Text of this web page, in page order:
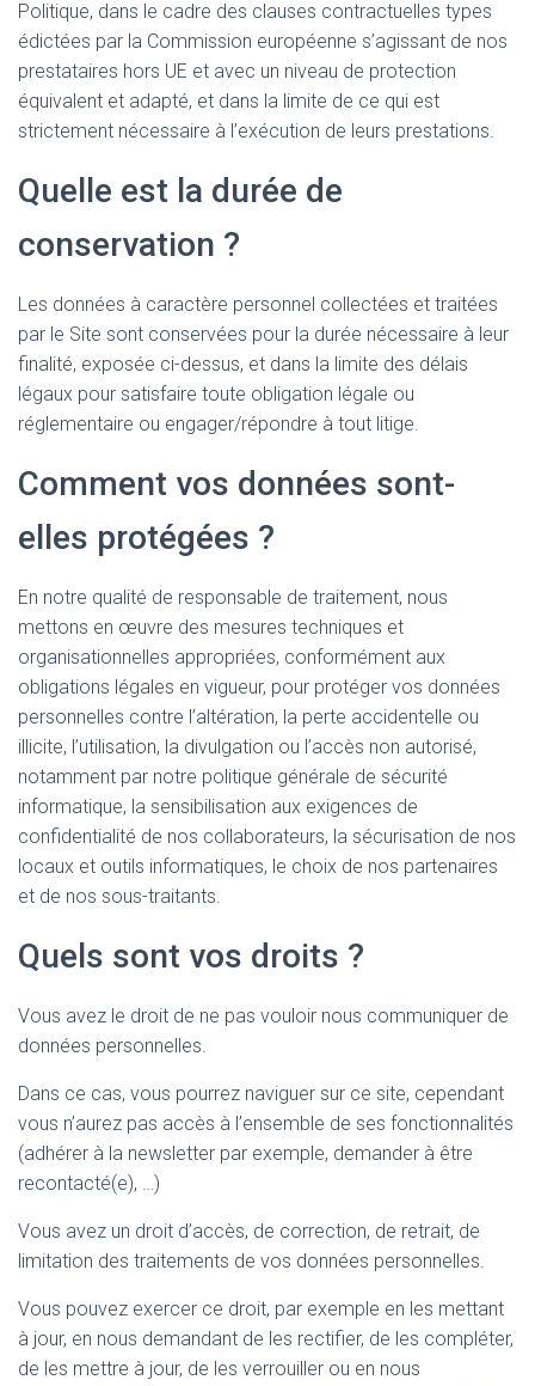
Politique, dans le cadre des clauses contractuelles types
édictées par la Commission européenne s’agissant de nos
prestataires hors UE et avec un niveau de protection
équivalent et adapté, et dans la limite de ce qui est
strictement nécessaire à l’exécution de leurs prestations.
Quelle est la durée de
conservation ?
Les données à caractère personnel collectées et traitées
par le Site sont conservées pour la durée nécessaire à leur
finalité, exposée ci-dessus, et dans la limite des délais
légaux pour satisfaire toute obligation légale ou
réglementaire ou engager/répondre à tout litige.
Comment vos données sont-
elles protégées ?
En notre qualité de responsable de traitement, nous
mettons en œuvre des mesures techniques et
organisationnelles appropriées, conformément aux
obligations légales en vigueur, pour protéger vos données
personnelles contre l’altération, la perte accidentelle ou
illicite, l’utilisation, la divulgation ou l’accès non autorisé,
notamment par notre politique générale de sécurité
informatique, la sensibilisation aux exigences de
confidentialité de nos collaborateurs, la sécurisation de nos
locaux et outils informatiques, le choix de nos partenaires
et de nos sous-traitants.
Quels sont vos droits ?
Vous avez le droit de ne pas vouloir nous communiquer de
données personnelles.
Dans ce cas, vous pourrez naviguer sur ce site, cependant
vous n’aurez pas accès à l’ensemble de ses fonctionnalités
(adhérer à la newsletter par exemple, demander à être
recontacté(e), …)
Vous avez un droit d’accès, de correction, de retrait, de
limitation des traitements de vos données personnelles.
Vous pouvez exercer ce droit, par exemple en les mettant
à jour, en nous demandant de les rectifier, de les compléter,
de les mettre à jour, de les verrouiller ou en nous